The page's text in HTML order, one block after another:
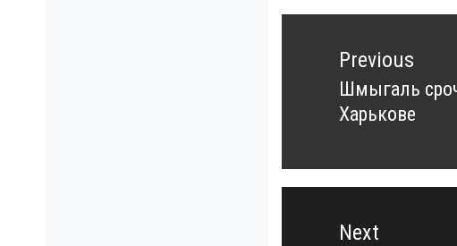
Навигация
записямPrevious
Previous
post:
Шмыгаль
Харькове
Next